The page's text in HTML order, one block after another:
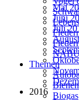
Themen
Bienen
Biogas
Mai
Juni
Juli
2016